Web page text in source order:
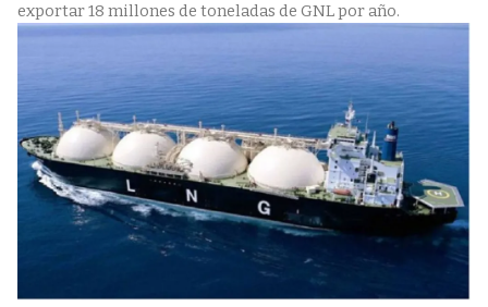
exportar 18 millones de toneladas de GNL por año.